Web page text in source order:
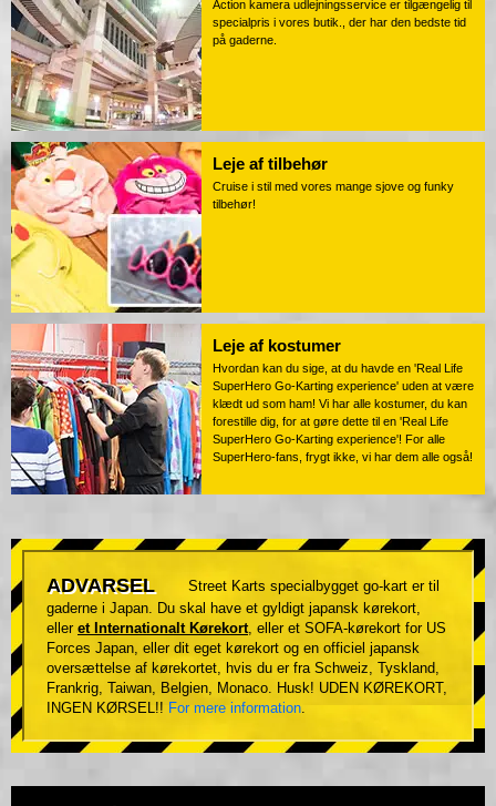
Action kamera udlejningsservice er tilgængelig til
specialpris i vores butik., der har den bedste tid
på gaderne.
Leje af tilbehør
Cruise i stil med vores mange sjove og funky
tilbehør!
Leje af kostumer
Hvordan kan du sige, at du havde en 'Real Life
SuperHero Go-Karting experience' uden at være
klædt ud som ham! Vi har alle kostumer, du kan
forestille dig, for at gøre dette til en 'Real Life
SuperHero Go-Karting experience'! For alle
SuperHero-fans, frygt ikke, vi har dem alle også!
ADVARSEL
Street Karts specialbygget go-kart er til
gaderne i Japan. Du skal have et gyldigt japansk kørekort,
eller et Internationalt Kørekort, eller et SOFA-kørekort for US
Forces Japan, eller dit eget kørekort og en officiel japansk
oversættelse af kørekortet, hvis du er fra Schweiz, Tyskland,
Frankrig, Taiwan, Belgien, Monaco. Husk! UDEN KØREKORT,
INGEN KØRSEL!! For mere information.